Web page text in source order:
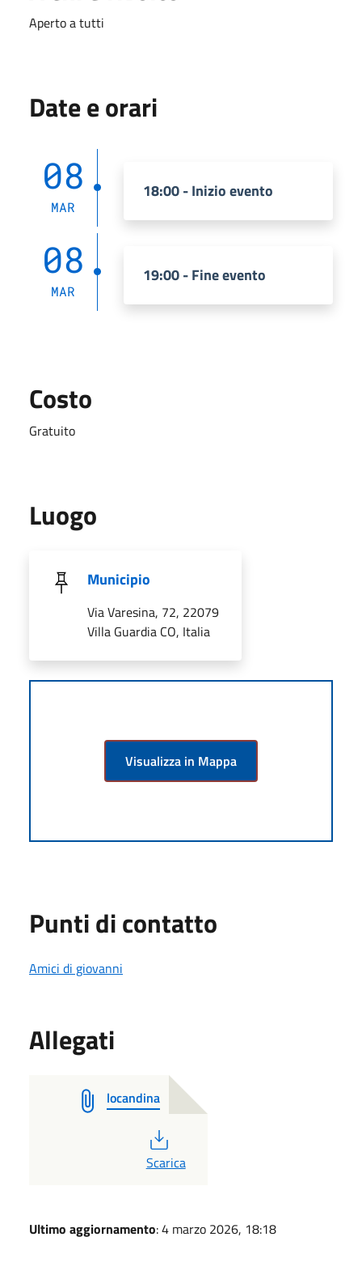
Aperto a tutti
Date e orari
08
MAR
18:00 - Inizio evento
08
MAR
19:00 - Fine evento
Costo
Gratuito
Luogo
Municipio
Via Varesina, 72, 22079
Villa Guardia CO, Italia
Visualizza in Mappa
Punti di contatto
Amici di giovanni
Allegati
locandina
PDF
Scarica
Ultimo aggiornamento: 4 marzo 2026, 18:18